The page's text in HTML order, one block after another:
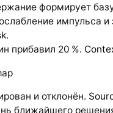
формирует
импульса и
.
прибавил 20 %.
и отклонён.
ближайшего